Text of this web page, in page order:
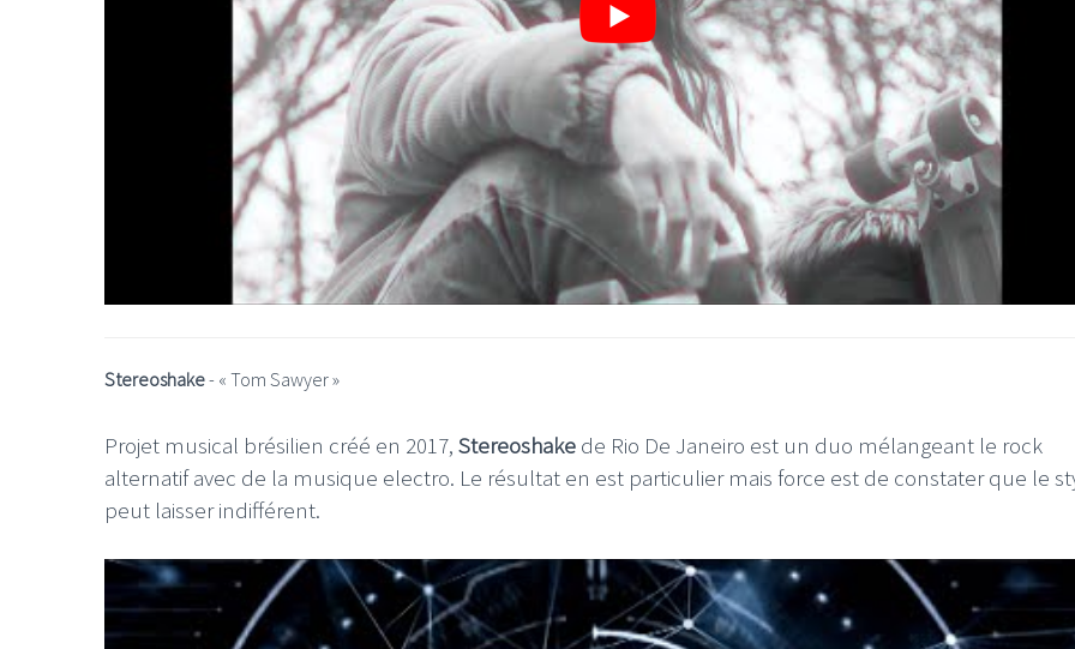
Stereoshake- « Tom Sawyer»
Projet musical brésilien créé en 2017, Stereoshake de Rio De Janeiro est un duo mélangeant le rock
alternatif avec de la musique electro. Le résultat en est particulier mais force est de constater que le
peut laisser indifférent.